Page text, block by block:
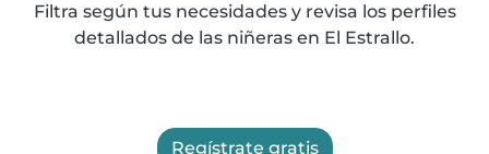
Filtra según tus necesidades y revisa los perfiles
detallados de las niñeras en El Estrallo.
Regístrate gratis